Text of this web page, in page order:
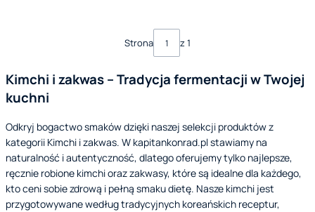
Strona z 1
Kimchi i zakwas – Tradycja fermentacji w Twojej
kuchni
Odkryj bogactwo smaków dzięki naszej selekcji produktów z
kategorii Kimchi i zakwas. W kapitankonrad.pl stawiamy na
naturalność i autentyczność, dlatego oferujemy tylko najlepsze,
ręcznie robione kimchi oraz zakwasy, które są idealne dla każdego,
kto ceni sobie zdrową i pełną smaku dietę. Nasze kimchi jest
przygotowywane według tradycyjnych koreańskich receptur,